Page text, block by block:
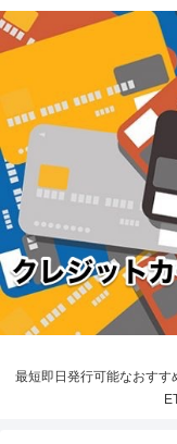
最短即日発行可能なおす